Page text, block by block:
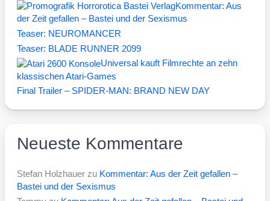
Kommentar: Aus
der Zeit gefallen – Bastei und der Sexismus
Teaser: NEUROMANCER
Teaser: BLADE RUNNER 2099
Universal kauft Filmrechte an zehn
klassischen Atari-Games
Final Trailer – SPIDER-MAN: BRAND NEW DAY
Neueste Kommentare
Stefan Holzhauer zu Kommentar: Aus der Zeit gefallen –
Bastei und der Sexismus